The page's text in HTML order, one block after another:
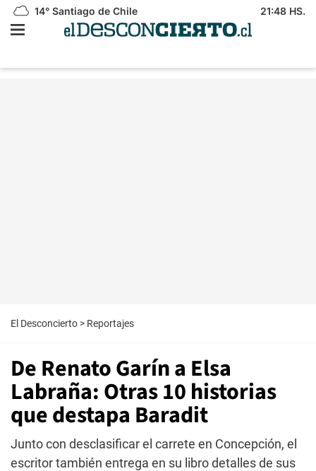
14° Santiago de Chile 21:48 HS.
El Desconcierto > Reportajes
De Renato Garín a Elsa
Labraña: Otras 10 historias
que destapa Baradit
Junto con desclasificar el carrete en Concepción, el
escritor también entrega en su libro detalles de sus